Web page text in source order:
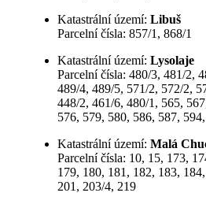
Katastrální území: Libuš
Parcelní čísla: 857/1, 868/1
Katastrální území: Lysolaje
Parcelní čísla: 480/3, 481/2,
489/4, 489/5, 571/2, 572/2,
448/2, 461/6, 480/1, 565,
576, 579, 580, 586, 587,
Katastrální území: Malá
Parcelní čísla: 10, 15, 173,
179, 180, 181, 182, 183,
201, 203/4, 219